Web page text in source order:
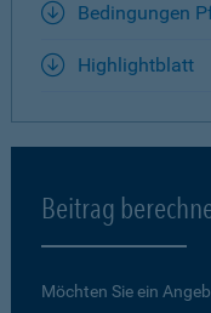
Bedingungen
Highlightblatt
Beitrag
Möchten Sie ein